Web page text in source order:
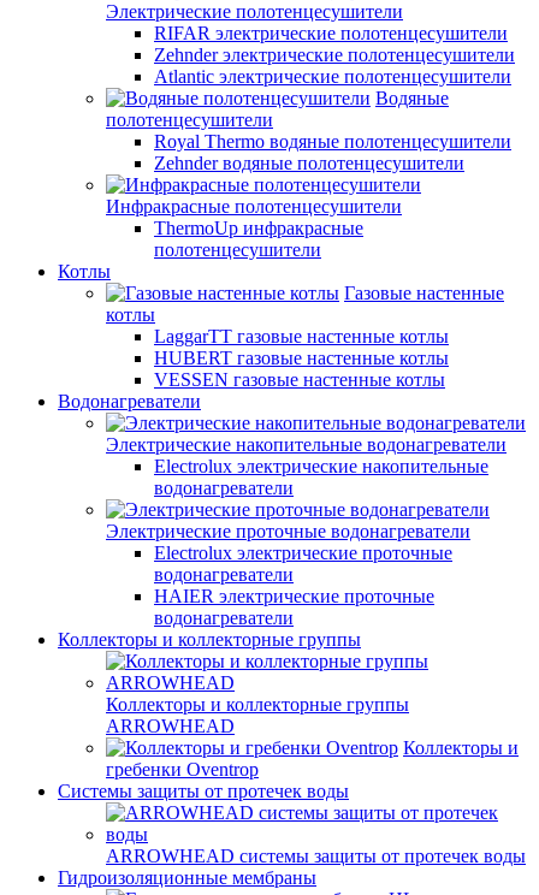
Электрические полотенцесушители
RIFAR электрические полотенцесушители
Zehnder электрические полотенцесушители
Atlantic электрические полотенцесушители
Водяные
полотенцесушители
Royal Thermo водяные полотенцесушители
Zehnder водяные полотенцесушители
Инфракрасные полотенцесушители
ThermoUp инфракрасные
полотенцесушители
Котлы
Газовые настенные
котлы
LaggarTT газовые настенные котлы
HUBERT газовые настенные котлы
VESSEN газовые настенные котлы
Водонагреватели
Электрические накопительные водонагреватели
Electrolux электрические накопительные
водонагреватели
Электрические проточные водонагреватели
Electrolux электрические проточные
водонагреватели
HAIER электрические проточные
водонагреватели
Коллекторы и коллекторные группы
Коллекторы и коллекторные группы
ARROWHEAD
Коллекторы и
гребенки Oventrop
Системы защиты от протечек воды
ARROWHEAD системы защиты от протечек воды
Гидроизоляционные мембраны